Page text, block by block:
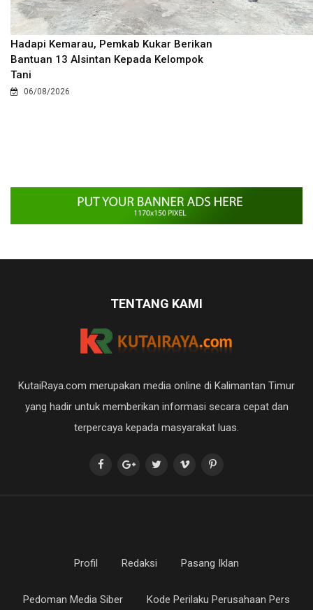
Hadapi Kemarau, Pemkab Kukar Berikan
Bantuan 13 Alsintan Kepada Kelompok
Tani
06/08/2026
TENTANG KAMI
KutaiRaya.com merupakan media online di Kalimantan Timur
yang hadir untuk memberikan informasi secara cepat dan
terpercaya kepada masyarakat luas.
Profil Redaksi Pasang Iklan
Pedoman Media Siber Kode Perilaku Perusahaan Pers